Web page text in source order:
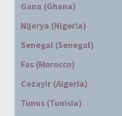
Gana (Ghana)
Nijerya (Nigeria)
Senegal (Senegal)
Fas (Morocco)
Cezayir (Algeria)
Tunus (Tunisia)